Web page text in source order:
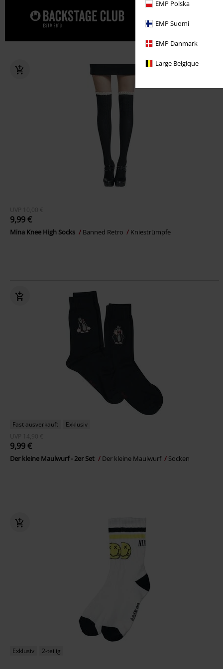
EMP Polska
EMP Suomi
EMP Danmark
Large Belgique
Gönn' dir
UVP 10,00 €
9,99 €
Mina Knee High Socks Banned Retro Kniestrümpfe
Fast ausverkauft
Exklusiv
UVP
14,90 €
9,99 €
Der kleine Maulwurf - 2er Set Der kleine Maulwurf Socken
Exklusiv 2-teilig